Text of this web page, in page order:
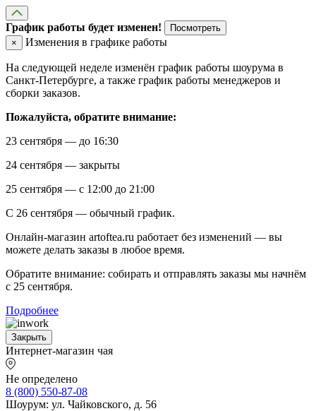
График работы будет изменен!
Посмотреть
×
Изменения в графике работы
На следующей неделе изменён график работы шоурума в
Санкт-Петербурге, а также график работы менеджеров и
сборки заказов.
Пожалуйста, обратите внимание:
23 сентября — до 16:30
24 сентября — закрыты
25 сентября — с 12:00 до 21:00
С 26 сентября — обычный график.
Онлайн-магазин artoftea.ru работает без изменений — вы
можете делать заказы в любое время.
Обратите внимание: собирать и отправлять заказы мы начнём
с 25 сентября.
Подробнее
Закрыть
Интернет-магазин чая
Не определено
8 (800) 550-87-08
Шоурум: ул. Чайковского, д. 56